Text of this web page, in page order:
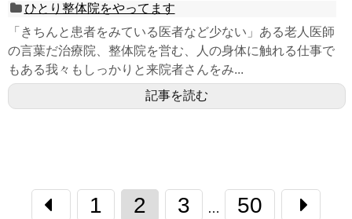
ひとり整体院をやってます
「きちんと患者をみている医者など少ない」ある老人医師
の言葉だ治療院、整体院を営む、人の身体に触れる仕事で
もある我々もしっかりと来院者さんをみ...
記事を読む
1 2 3 … 50